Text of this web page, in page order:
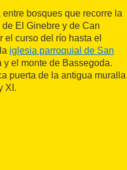
bosques que recorre la
El Ginebre y de Can
el curso del río hasta el
iglesia parroquial de San
el monte de Bassegoda.
puerta de la antigua muralla
XI.